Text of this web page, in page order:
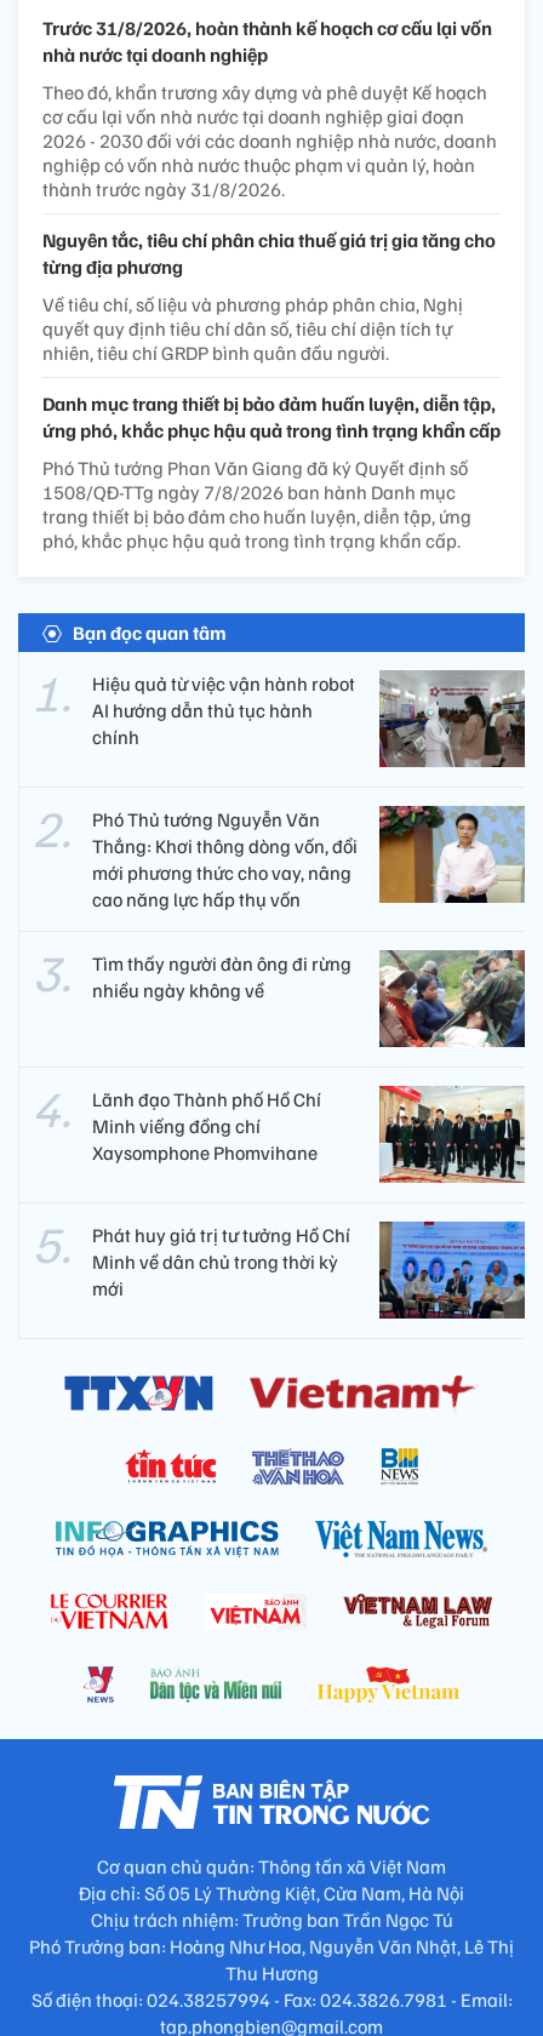
Trước 31/8/2026, hoàn thành kế hoạch cơ cấu lại vốn
nhà nước tại doanh nghiệp
Theo đó, khẩn trương xây dựng và phê duyệt Kế hoạch
cơ cấu lại vốn nhà nước tại doanh nghiệp giai đoạn
2026 - 2030 đối với các doanh nghiệp nhà nước, doanh
nghiệp có vốn nhà nước thuộc phạm vi quản lý, hoàn
thành trước ngày 31/8/2026.
Nguyên tắc, tiêu chí phân chia thuế giá trị gia tăng cho
từng địa phương
Về tiêu chí, số liệu và phương pháp phân chia, Nghị
quyết quy định tiêu chí dân số, tiêu chí diện tích tự
nhiên, tiêu chí GRDP bình quân đầu người.
Danh mục trang thiết bị bảo đảm huấn luyện, diễn tập,
ứng phó, khắc phục hậu quả trong tình trạng khẩn cấp
Phó Thủ tướng Phan Văn Giang đã ký Quyết định số
1508/QĐ-TTg ngày 7/8/2026 ban hành Danh mục
trang thiết bị bảo đảm cho huấn luyện, diễn tập, ứng
phó, khắc phục hậu quả trong tình trạng khẩn cấp.
Bạn đọc quan tâm
Hiệu quả từ việc vận hành robot
AI hướng dẫn thủ tục hành
chính
Phó Thủ tướng Nguyễn Văn
Thắng: Khơi thông dòng vốn, đổi
mới phương thức cho vay, nâng
cao năng lực hấp thụ vốn
Tìm thấy người đàn ông đi rừng
nhiều ngày không về
Lãnh đạo Thành phố Hồ Chí
Minh viếng đồng chí
Xaysomphone Phomvihane
Phát huy giá trị tư tưởng Hồ Chí
Minh về dân chủ trong thời kỳ
mới
Cơ quan chủ quản: Thông tấn xã Việt Nam
Địa chỉ: Số 05 Lý Thường Kiệt, Cửa Nam, Hà Nội
Chịu trách nhiệm: Trưởng ban Trần Ngọc Tú
Phó Trưởng ban: Hoàng Như Hoa, Nguyễn Văn Nhật, Lê Thị
Thu Hương
Số điện thoại: 024.38257994 - Fax: 024.3826.7981 - Email:
tap.phongbien@gmail.com